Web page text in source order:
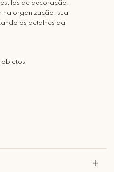
estilos de decoração,
na organização, sua
os detalhes da
objetos
+